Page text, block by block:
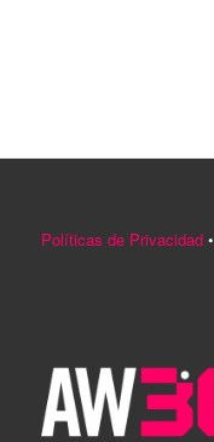
Políticas de Privacidad•